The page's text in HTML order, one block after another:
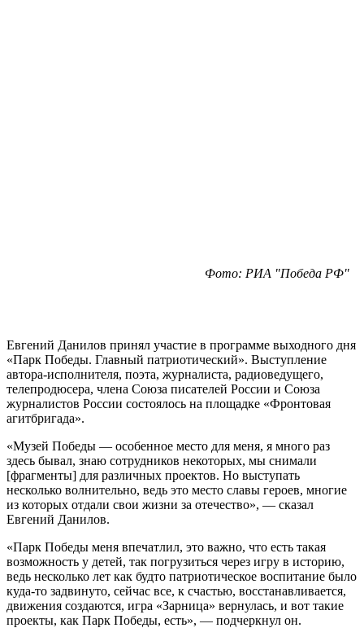
Фото: РИА "Победа РФ"
Евгений Данилов принял участие в программе выходного дня
«Парк Победы. Главный патриотический». Выступление
автора-исполнителя, поэта, журналиста, радиоведущего,
телепродюсера, члена Союза писателей России и Союза
журналистов России состоялось на площадке «Фронтовая
агитбригада».
«Музей Победы — особенное место для меня, я много раз
здесь бывал, знаю сотрудников некоторых, мы снимали
[фрагменты] для различных проектов. Но выступать
несколько волнительно, ведь это место славы героев, многие
из которых отдали свои жизни за отечество», — сказал
Евгений Данилов.
«Парк Победы меня впечатлил, это важно, что есть такая
возможность у детей, так погрузиться через игру в историю,
ведь несколько лет как будто патриотическое воспитание было
куда-то задвинуто, сейчас все, к счастью, восстанавливается,
движения создаются, игра «Зарница» вернулась, и вот такие
проекты, как Парк Победы, есть», — подчеркнул он.